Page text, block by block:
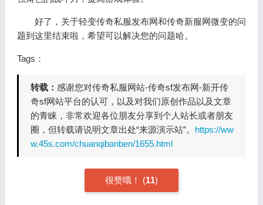
好了，关于轻变传奇私服发布网和传奇新服网微变的问
题到这里结束啦，希望可以解决您的问题哈。
Tags：
转载： 感谢您对传奇私服网站-传奇sf发布网-新开传
奇sf网站平台的认可，以及对我们原创作品以及文章
的青睐，非常欢迎各位朋友分享到个人站长或者朋友
圈，但转载请说明文章出处“来源演示站”。 https://ww
w.45s.com/chuanqibanben/1655.html
很赞哦！ (11)